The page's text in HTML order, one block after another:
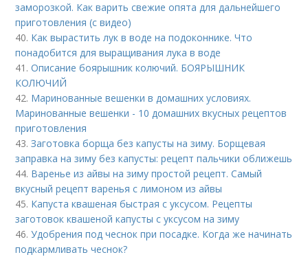
заморозкой. Как варить свежие опята для дальнейшего
приготовления (с видео)
40. Как вырастить лук в воде на подоконнике. Что
понадобится для выращивания лука в воде
41.Описание боярышник колючий. БОЯРЫШНИК
КОЛЮЧИЙ
42. Маринованные вешенки в домашних условиях.
Маринованные вешенки - 10 домашних вкусных рецептов
приготовления
43.Заготовка борща без капусты на зиму. Борщевая
заправка на зиму без капусты: рецепт пальчики оближешь
44. Варенье из айвы на зиму простой рецепт. Самый
вкусный рецепт варенья с лимоном из айвы
45. Капуста квашеная быстрая с уксусом. Рецепты
заготовок квашеной капусты с уксусом на зиму
46.Удобрения под чеснок при посадке. Когда же начинать
подкармливать чеснок?